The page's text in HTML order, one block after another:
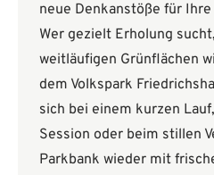
neue Denkanstöße für
Wer gezielt Erholung
weitläufigen Grünflächen
dem Volkspark
sich bei einem kurzen
Session oder beim stillen
Parkbank wieder mit